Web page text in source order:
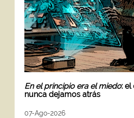
En el principio era el miedo: el
nunca dejamos atrás
07-Ago-2026